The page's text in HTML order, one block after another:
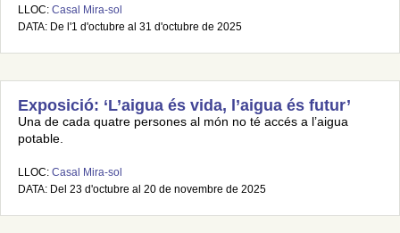
LLOC: Casal Mira-sol
DATA: De l'1 d'octubre al 31 d'octubre de 2025
Exposició: ‘L’aigua és vida, l’aigua és futur’
Una de cada quatre persones al món no té accés a l’aigua
potable.
LLOC: Casal Mira-sol
DATA: Del 23 d'octubre al 20 de novembre de 2025